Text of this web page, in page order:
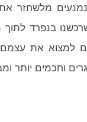
מלשחזר
בנפרד
למצוא את
וחכמים יותר